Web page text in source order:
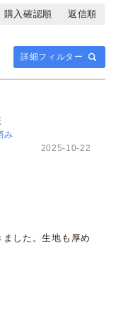
詳細フィルター
購入確認順
返信順
み
2025-10-22
した。生地も厚め